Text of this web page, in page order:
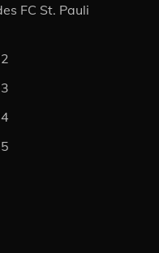
FC St. Pauli